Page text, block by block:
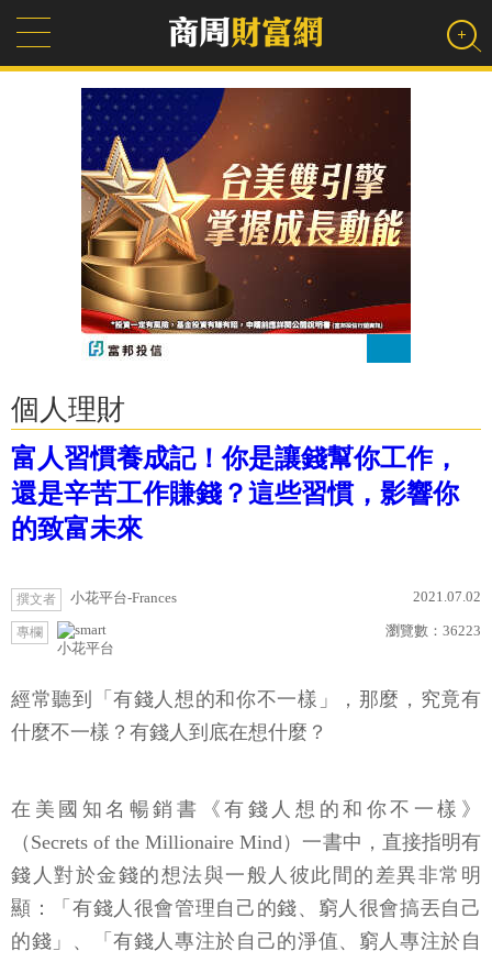
個人理財
富人習慣養成記！你是讓錢幫你工作，
還是辛苦工作賺錢？這些習慣，影響你
的致富未來
撰文者 小花平台-Frances 2021.07.02
專欄
小花平台
瀏覽數： 36223
經常聽到「有錢人想的和你不一樣」，那麼，究竟有
什麼不一樣？有錢人到底在想什麼？
在美國知名暢銷書《有錢人想的和你不一樣》
（Secrets of the Millionaire Mind）一書中，直接指明有
錢人對於金錢的想法與一般人彼此間的差異非常明
顯：「有錢人很會管理自己的錢、窮人很會搞丟自己
的錢」、「有錢人專注於自己的淨值、窮人專注於自